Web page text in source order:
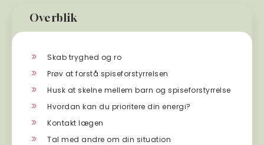
Overblik
Skab tryghed og ro
Prøv at forstå spiseforstyrrelsen
Husk at skelne mellem barn og spiseforstyrrelse
Hvordan kan du prioritere din energi?
Kontakt lægen
Tal med andre om din situation